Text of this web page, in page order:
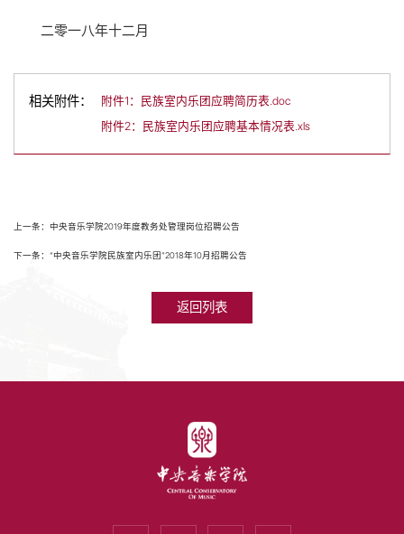
二零一八年十二月
相关附件：
附件1：民族室内乐团应聘简历表.doc
附件2：民族室内乐团应聘基本情况表.xls
上一条：中央音乐学院2019年度教务处管理岗位招聘公告
下一条：“中央音乐学院民族室内乐团”2018年10月招聘公告
返回列表